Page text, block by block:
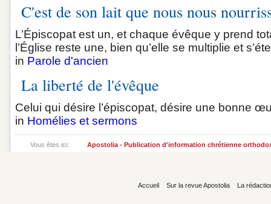
C'est de son lait que nous nous
L’Épiscopat est un, et chaque évêque y prend
l’Église reste une, bien qu’elle se multiplie et
in Parole d'ancien
La liberté de l'évêque
Celui qui désire l’épiscopat, désire une bonne
in Homélies et sermons
Vous êtes ici: Apostolia - Publication d'information chrétienne
Accueil Sur la revue Apostolia La